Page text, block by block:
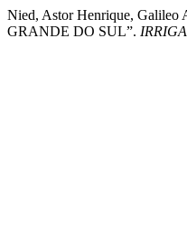
Nied, Astor Henrique,
GRANDE DO SUL”. IRRIGA